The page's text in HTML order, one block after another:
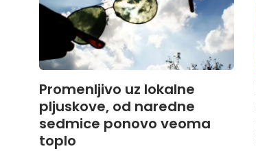
Promenljivo uz lokalne
pljuskove, od naredne
sedmice ponovo veoma
toplo